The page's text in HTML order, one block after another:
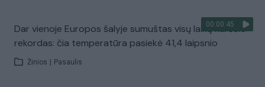
00:00:45
Dar vienoje Europos šalyje sumuštas visų laikų karščio
rekordas: čia temperatūra pasiekė 41,4 laipsnio
Žinios Pasaulis